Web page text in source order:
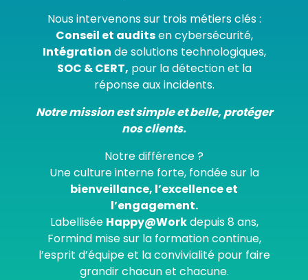
Nous intervenons sur trois métiers clés :
Conseil et auditsen cybersécurité,
Intégration de solutions technologiques,
SOC & CERT, pour la détection et la
réponse aux incidents.
Notre mission est simple et belle, protéger
nos clients.
Notre différence ?
Une culture interne forte, fondée sur la
bienveillance, l’excellence et
l’engagement.
Labellisée Happy@Workdepuis 8 ans,
Formind mise sur la formation continue,
l’esprit d’équipe et la convivialité pour faire
grandir chacun et chacune.